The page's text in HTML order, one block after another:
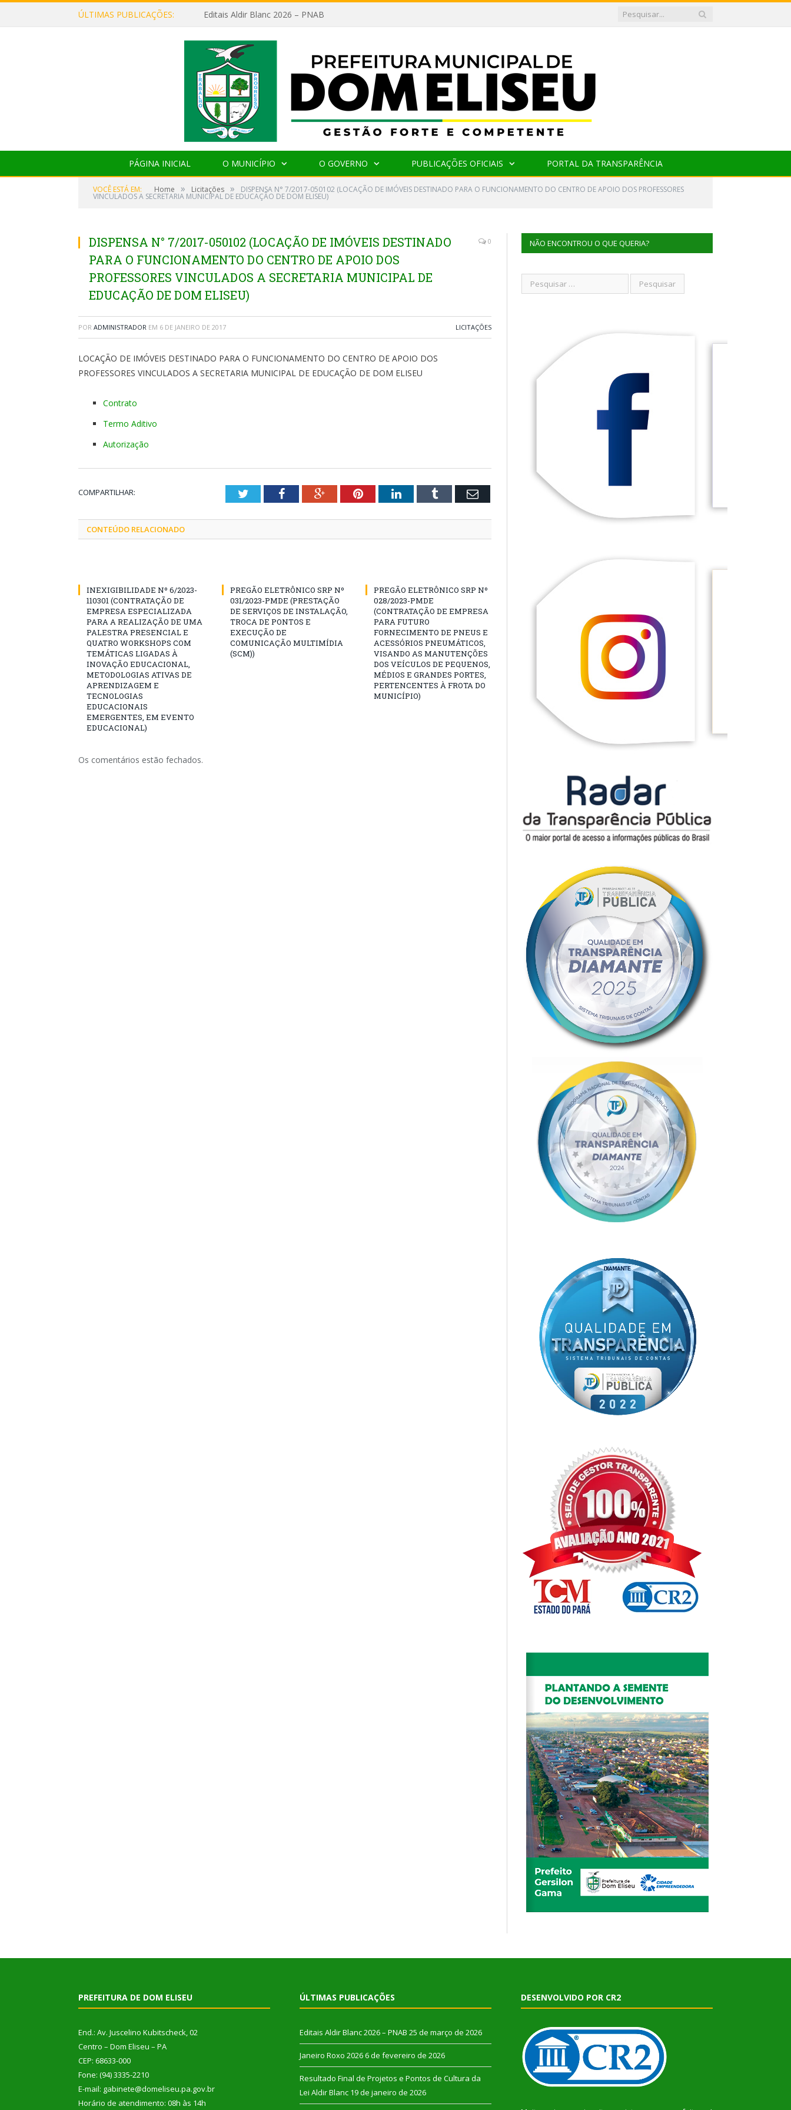
ÚLTIMAS PUBLICAÇÕES: Editais Aldir Blanc 2026 – PNAB
PÁGINA INICIAL O MUNICÍPIO O GOVERNO PUBLICAÇÕES OFICIAIS PORTAL DA TRANSPARÊNCIA
VOCÊ ESTÁ EM: Home » Licitações » DISPENSA N° 7/2017-050102 (LOCAÇÃO DE IMÓVEIS DESTINADO PARA O FUNCIONAMENTO DO CENTRO DE APOIO DOS PROFESSORES
VINCULADOS A SECRETARIA MUNICIPAL DE EDUCAÇÃO DE DOM ELISEU)
DISPENSA N° 7/2017-050102 (LOCAÇÃO DE IMÓVEIS DESTINADO
PARA O FUNCIONAMENTO DO CENTRO DE APOIO DOS
PROFESSORES VINCULADOS A SECRETARIA MUNICIPAL DE
EDUCAÇÃO DE DOM ELISEU)
0
POR ADMINISTRADOR EM 6 DE JANEIRO DE 2017 LICITAÇÕES
LOCAÇÃO DE IMÓVEIS DESTINADO PARA O FUNCIONAMENTO DO CENTRO DE APOIO DOS
PROFESSORES VINCULADOS A SECRETARIA MUNICIPAL DE EDUCAÇÃO DE DOM ELISEU
Contrato
Termo Aditivo
Autorização
COMPARTILHAR: TwitterFacebookGoogle+PinterestLinkedInTumblr Email
CONTEÚDO RELACIONADO
INEXIGIBILIDADE Nº 6/2023-
110301 (CONTRATAÇÃO DE
EMPRESA ESPECIALIZADA
PARA A REALIZAÇÃO DE UMA
PALESTRA PRESENCIAL E
QUATRO WORKSHOPS COM
TEMÁTICAS LIGADAS À
INOVAÇÃO EDUCACIONAL,
METODOLOGIAS ATIVAS DE
APRENDIZAGEM E
TECNOLOGIAS
EDUCACIONAIS
EMERGENTES, EM EVENTO
EDUCACIONAL)
PREGÃO ELETRÔNICO SRP Nº
031/2023-PMDE (PRESTAÇÃO
DE SERVIÇOS DE INSTALAÇÃO,
TROCA DE PONTOS E
EXECUÇÃO DE
COMUNICAÇÃO MULTIMÍDIA
(SCM))
PREGÃO ELETRÔNICO SRP Nº
028/2023-PMDE
(CONTRATAÇÃO DE EMPRESA
PARA FUTURO
FORNECIMENTO DE PNEUS E
ACESSÓRIOS PNEUMÁTICOS,
VISANDO AS MANUTENÇÕES
DOS VEÍCULOS DE PEQUENOS,
MÉDIOS E GRANDES PORTES,
PERTENCENTES À FROTA DO
MUNICÍPIO)
Os comentários estão fechados.
NÃO ENCONTROU O QUE QUERIA?
PREFEITURA DE DOM ELISEU
End.: Av. Juscelino Kubitscheck, 02
Centro – Dom Eliseu – PA
CEP: 68633-000
Fone: (94) 3335-2210
E-mail: gabinete@domeliseu.pa.gov.br
Horário de atendimento: 08h às 14h
ÚLTIMAS PUBLICAÇÕES
Editais Aldir Blanc 2026 – PNAB 25 de março de 2026
Janeiro Roxo 2026 6 de fevereiro de 2026
Resultado Final de Projetos e Pontos de Cultura da
Lei Aldir Blanc 19 de janeiro de 2026
DESENVOLVIDO POR CR2